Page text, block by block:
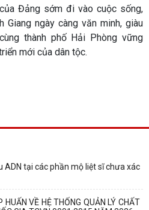
Đảng sớm đi vào cuộc sống,
Giang ngày càng văn minh, giàu
thành phố Hải Phòng vững
mới của dân tộc.
ADN tại các phần mộ liệt sĩ chưa xác
VỀ HỆ THỐNG QUẢN LÝ CHẤT